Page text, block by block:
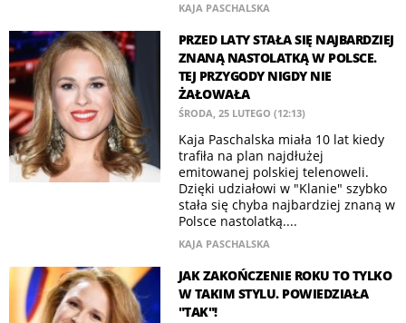
KAJA PASCHALSKA
PRZED LATY STAŁA SIĘ NAJBARDZIEJ
ZNANĄ NASTOLATKĄ W POLSCE.
TEJ PRZYGODY NIGDY NIE
ŻAŁOWAŁA
ŚRODA, 25 LUTEGO (12:13)
Kaja Paschalska miała 10 lat kiedy
trafiła na plan najdłużej
emitowanej polskiej telenoweli.
Dzięki udziałowi w "Klanie" szybko
stała się chyba najbardziej znaną w
Polsce nastolatką....
KAJA PASCHALSKA
JAK ZAKOŃCZENIE ROKU TO TYLKO
W TAKIM STYLU. POWIEDZIAŁA
"TAK"!